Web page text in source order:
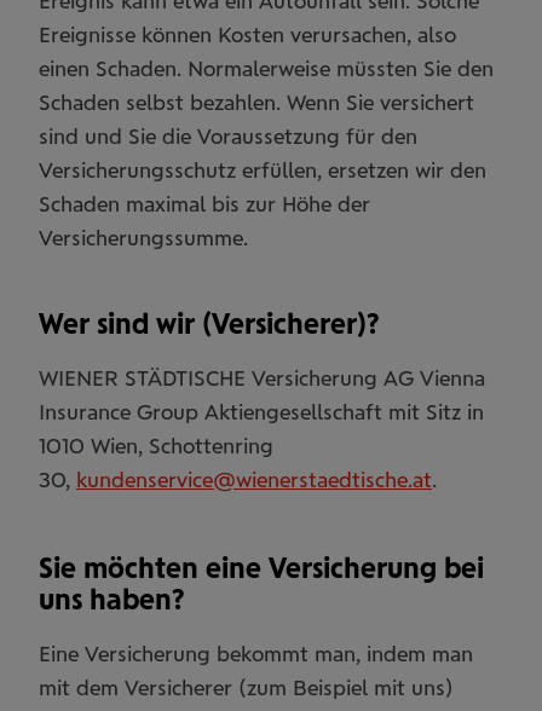
Ereignisse können Kosten verursachen, also
einen Schaden. Normalerweise müssten Sie den
Schaden selbst bezahlen. Wenn Sie versichert
sind und Sie die Voraussetzung für den
Versicherungsschutz erfüllen, ersetzen wir den
Schaden maximal bis zur Höhe der
Versicherungssumme.
Wer sind wir (Versicherer)?
WIENER STÄDTISCHE Versicherung AG Vienna
Insurance Group Aktiengesellschaft mit Sitz in
1010 Wien, Schottenring
30, kundenservice@wienerstaedtische.at.
Sie möchten eine Versicherung bei
uns haben?
Eine Versicherung bekommt man, indem man
mit dem Versicherer (zum Beispiel mit uns)